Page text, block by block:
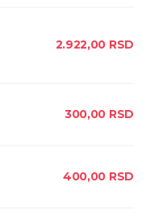
2.922,00 RSD
300,00 RSD
400,00 RSD